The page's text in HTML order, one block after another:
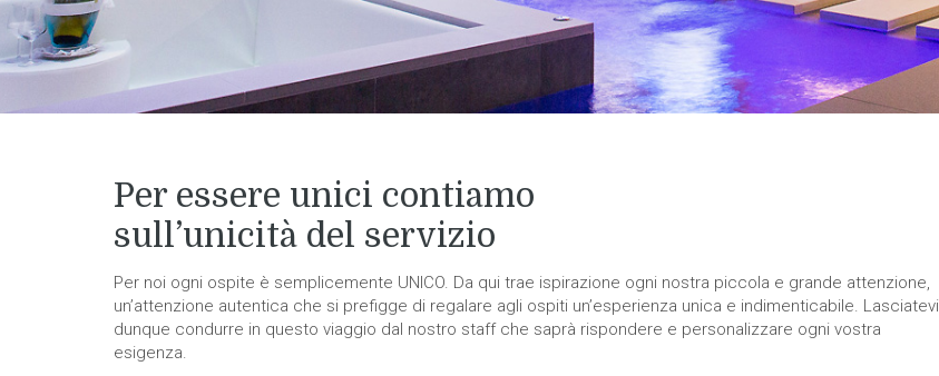
Per essere unici contiamo
sull’unicità del servizio
Per noi ogni ospite è semplicemente UNICO. Da qui trae ispirazione ogni nostra piccola e grande attenzione,
un’attenzione autentica che si prefigge di regalare agli ospiti un’esperienza unica e indimenticabile. Lasciatevi
dunque condurre in questo viaggio dal nostro staff che saprà rispondere e personalizzare ogni vostra
esigenza.